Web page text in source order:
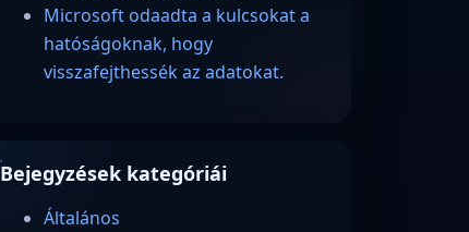
Microsoft odaadta a kulcsokat a
hatóságoknak, hogy
visszafejthessék az adatokat.
Bejegyzések kategóriái
Általános